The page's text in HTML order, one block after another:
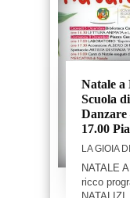
Natale a
Scuola
Danzare
17.00
LA GIOIA
NATALE
ricco